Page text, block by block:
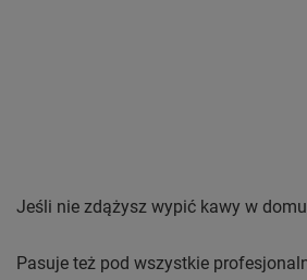
Jeśli nie zdążysz wypić kawy w
Pasuje też pod wszystkie